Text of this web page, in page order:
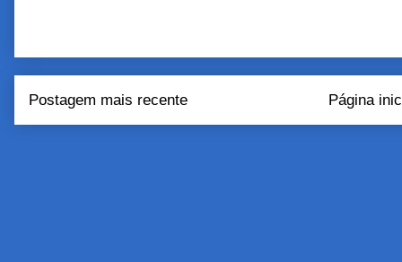
Postagem mais recente Página